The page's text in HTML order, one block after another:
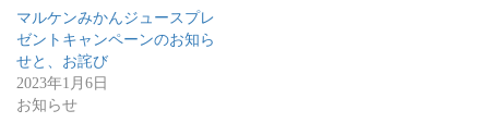
マルケンみかんジュースプレ
ゼントキャンペーンのお知ら
せと、お詫び
2023年1月6日
お知らせ